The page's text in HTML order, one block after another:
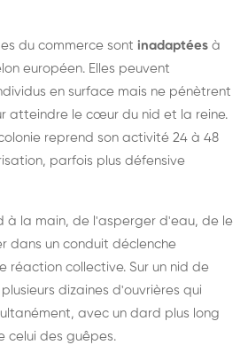
du commerce sont inadaptées à
européen. Elles peuvent
en surface mais ne pénètrent
atteindre le cœur du nid et la reine.
reprend son activité 24 à 48
parfois plus défensive
à la main, de l'asperger d'eau, de le
dans un conduit déclenche
réaction collective. Sur un nid de
dizaines d'ouvrières qui
avec un dard plus long
celui des guêpes.